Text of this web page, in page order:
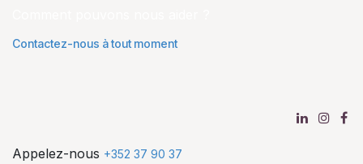
Contactez-nous à tout moment
Appelez-nous +352 37 90 37